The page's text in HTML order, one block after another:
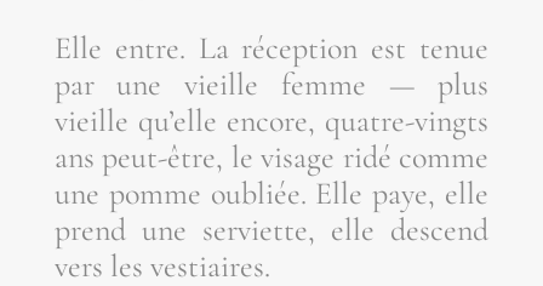
Elle entre. La récep­tion est tenue
par une vieille femme — plus
vieille qu’elle encore, quatre-vingts
ans peut-être, le visage ridé comme
une pomme oubliée. Elle paye, elle
prend une ser­viette, elle des­cend
vers les vestiaires.